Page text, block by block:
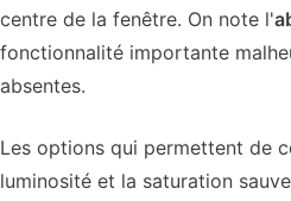
centre de la fenêtre. On note l'
fonctionnalité importante
absentes.
Les options qui permettent de
luminosité et la saturation